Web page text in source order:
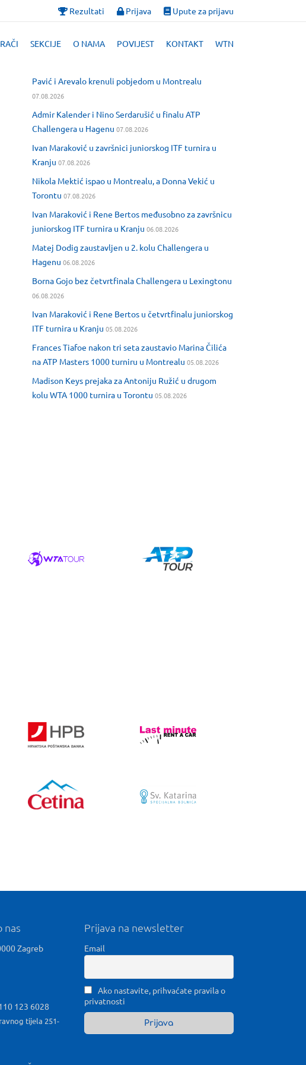
Rezultati Prijava Upute za prijavu
SEKCIJE O NAMA POVIJEST KONTAKT WTN
Pavić i Arevalo krenuli pobjedom u Montrealu
07.08.2026
Admir Kalender i Nino Serdarušić u finalu ATP
Challengera u Hagenu 07.08.2026
Ivan Maraković u završnici juniorskog ITF turnira u
Kranju 07.08.2026
Nikola Mektić ispao u Montrealu, a Donna Vekić u
Torontu 07.08.2026
Ivan Maraković i Rene Bertos međusobno za završnicu
juniorskog ITF turnira u Kranju 06.08.2026
Matej Dodig zaustavljen u 2. kolu Challengera u
Hagenu 06.08.2026
Borna Gojo bez četvrtfinala Challengera u Lexingtonu
06.08.2026
Ivan Maraković i Rene Bertos u četvrtfinalu juniorskog
ITF turnira u Kranju 05.08.2026
Frances Tiafoe nakon tri seta zaustavio Marina Čilića
na ATP Masters 1000 turniru u Montrealu 05.08.2026
Madison Keys prejaka za Antoniju Ružić u drugom
kolu WTA 1000 turnira u Torontu 05.08.2026
nas
Zagreb
123 6028
tijela 251-
Prijava na newsletter
Email
Ako nastavite, prihvaćate pravila o
privatnosti